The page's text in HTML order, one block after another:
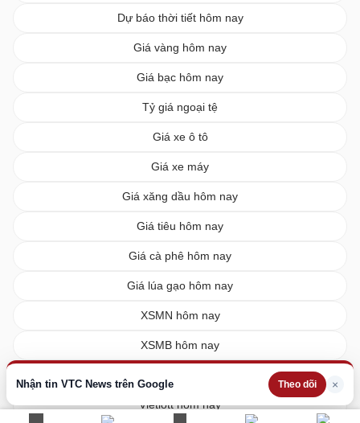
Nhận tin VTC News trên Google Theo dõi ×
Dự báo thời tiết hôm nay
Giá vàng hôm nay
Giá bạc hôm nay
Tỷ giá ngoại tệ
Giá xe ô tô
Giá xe máy
Giá xăng dầu hôm nay
Giá tiêu hôm nay
Giá cà phê hôm nay
Giá lúa gạo hôm nay
XSMN hôm nay
XSMB hôm nay
Vietlott hôm nay